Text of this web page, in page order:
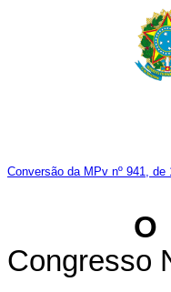
Conversão da MPv nº 941, de
O
Congresso